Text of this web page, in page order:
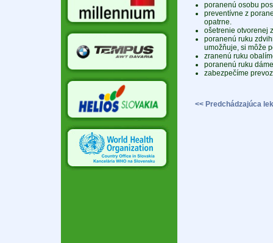
poranenú osobu
preventívne z
opatrne.
ošetrenie otvorenej
poranenú ruku
umožňuje, si môže
zranenú ruku
poranenú ruku
zabezpečíme
<< Predchádzajúca